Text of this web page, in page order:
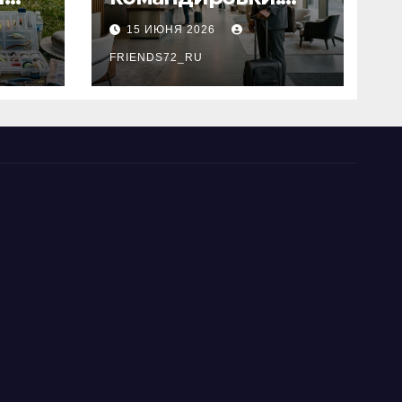
основные
критерии выбора
15 ИЮНЯ 2026
FRIENDS72_RU